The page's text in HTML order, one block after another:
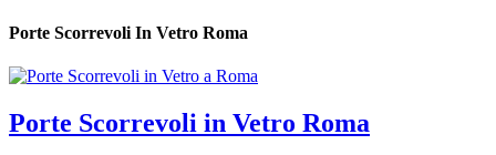
Porte Scorrevoli In Vetro Roma
Porte Scorrevoli in Vetro Roma